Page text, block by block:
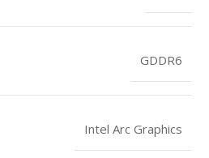
GDDR6
Intel Arc Graphics